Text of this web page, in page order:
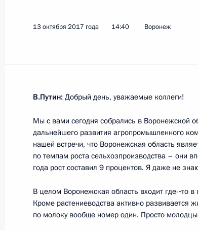
Биньямином Нетаньяху
17 октября 2017 года,
18 октября состоится
Хорватии Колиндой
17 октября 2017 года, 15:00
Встреча с главой
17 октября 2017 года, 14:50 Сочи
13 октября 2017 года 14:40 Воронеж
В.Путин: Добрый день, уважаемые коллеги!
Мы с вами сегодня собрались в Воронежской
дальнейшего развития агропромышленного
нашей встречи, что Воронежская область
по темпам роста сельхозпроизводства – они
года рост составил 9 процентов. Я даже не
В целом Воронежская область входит где-‑то
Кроме растениеводства активно развивается
по молоку вообще номер один. Просто